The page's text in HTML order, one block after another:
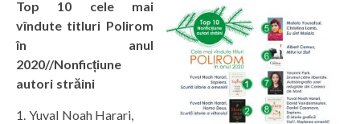
Top 10 cele mai
vîndute titluri Polirom
în anul
2020//Nonficțiune
autori străini
Yuval Noah Harari,